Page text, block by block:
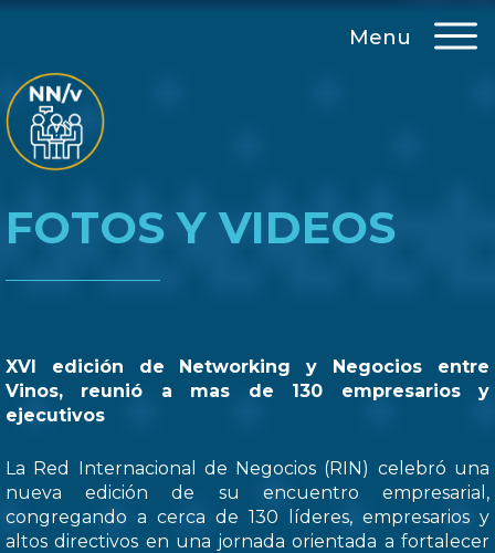
Menu
FOTOS Y VIDEOS
XVI edición de Networking y Negocios entre
Vinos, reunió a mas de 130 empresarios y
ejecutivos
La Red Internacional de Negocios (RIN) celebró una
nueva edición de su encuentro empresarial,
congregando a cerca de 130 líderes, empresarios y
altos directivos en una jornada orientada a fortalecer